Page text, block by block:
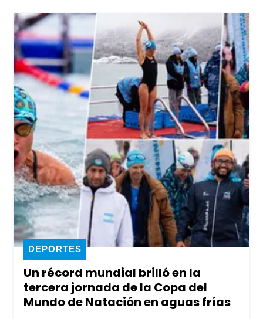
Un récord mundial brilló en la
tercera jornada de la Copa del
Mundo de Natación en aguas frías
DEPORTES